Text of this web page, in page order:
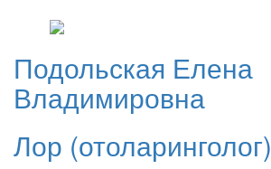
Подольская Елена
Владимировна
Лор (отоларинголог)